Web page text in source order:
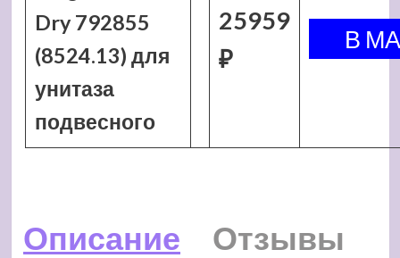
Dry 792855
(8524.13) для
унитаза
подвесного
25959
₽
Описание
Отзывы